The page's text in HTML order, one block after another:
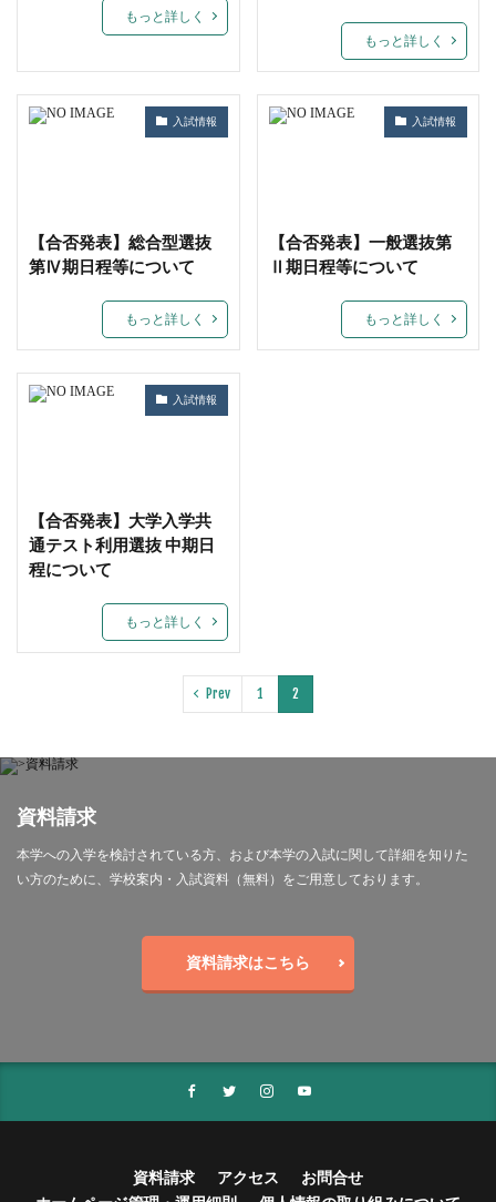
もっと詳しく
もっと詳しく
入試情報
【合否発表】総合型選抜
第Ⅳ期日程等について
もっと詳しく
入試情報
【合否発表】一般選抜第
Ⅱ期日程等について
もっと詳しく
入試情報
【合否発表】大学入学共
通テスト利用選抜 中期日
程について
もっと詳しく
Prev 1 2
資料請求
本学への入学を検討されている方、および本学の入試に関して詳細を知りた
い方のために、学校案内・入試資料（無料）をご用意しております。
資料請求はこちら
資料請求 アクセス
お問合せ